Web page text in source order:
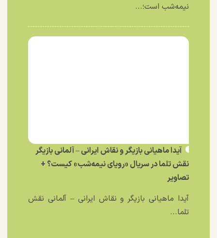
نیمه‌شب است؛...
آیدا ماهیانی بازیگر و نقاش ایرانی – آلمانی بازیگر
نقش تلما در سریال «رویای نیمه‌شب» کیست؟ +
تصاویر
آیدا ماهیانی بازیگر و نقاش ایرانی – آلمانی نقش
تلما...